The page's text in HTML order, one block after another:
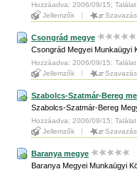
Hozzáadva: 2006/09/15;
Jellemzők
Csongrád megye
Csongrád Megyei Munkaügyi
Hozzáadva: 2006/09/15;
Jellemzők
Szabolcs-Szatmár-Bereg
Szabolcs-Szatmár-Bereg
Hozzáadva: 2006/09/15;
Jellemzők
Baranya megye
Baranya Megyei Munkaügyi